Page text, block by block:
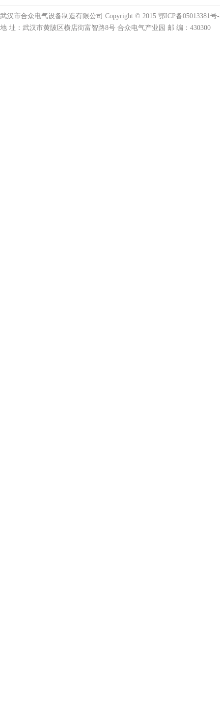
武汉市合众电气设备制造有限公司 Copyright © 2015 鄂ICP备05013381号
地 址：武汉市黄陂区横店街富智路8号 合众电气产业园 邮 编：430300